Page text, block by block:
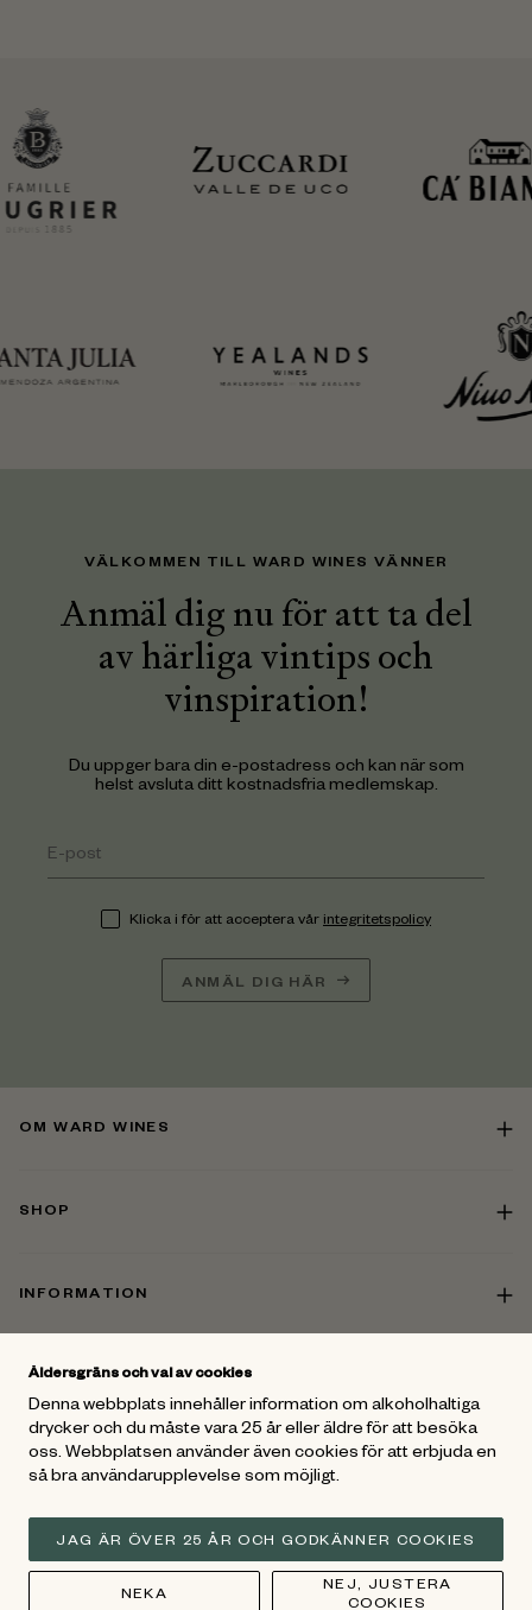
VÄLKOMMEN TILL WARD WINES VÄNNER
Anmäl dig nu för att ta del
av härliga vintips och
vinspiration!
Du uppger bara din e-postadress och kan när som
helst avsluta ditt kostnadsfria medlemskap.
Klicka i för att acceptera vår integritetspolicy
ANMÄL DIG HÄR
OM WARD WINES
SHOP
INFORMATION
KONTAKT
på Facebook och Instagram
Åldersgräns och val av cookies
Denna webbplats innehåller information om alkoholhaltiga
drycker och du måste vara 25 år eller äldre för att besöka
oss. Webbplatsen använder även cookies för att erbjuda en
så bra användarupplevelse som möjligt.
JAG ÄR ÖVER 25 ÅR OCH GODKÄNNER COOKIES
NEKA
NEJ, JUSTERA
COOKIES